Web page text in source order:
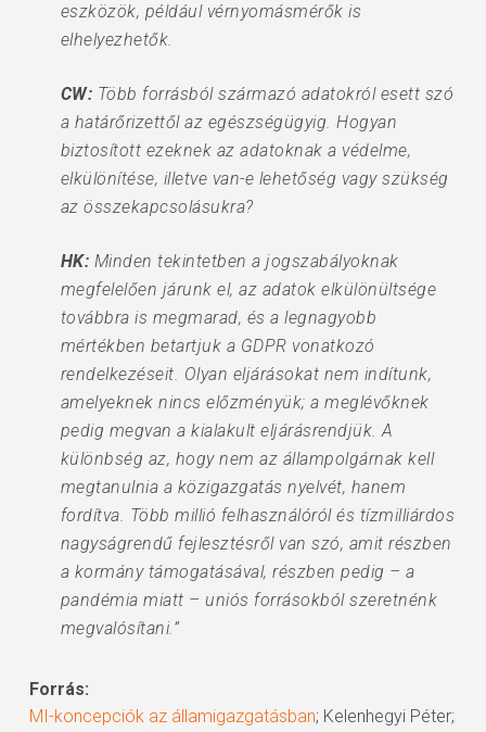
eszközök, például vérnyomásmérők is
elhelyezhetők.
CW: Több forrásból származó adatokról esett szó
a határőrizettől az egészségügyig. Hogyan
biztosított ezeknek az adatoknak a védelme,
elkülönítése, illetve van-e lehetőség vagy szükség
az összekapcsolásukra?
HK: Minden tekintetben a jogszabályoknak
megfelelően járunk el, az adatok elkülönültsége
továbbra is megmarad, és a legnagyobb
mértékben betartjuk a GDPR vonatkozó
rendelkezéseit. Olyan eljárásokat nem indítunk,
amelyeknek nincs előzményük; a meglévőknek
pedig megvan a kialakult eljárásrendjük. A
különbség az, hogy nem az állampolgárnak kell
megtanulnia a közigazgatás nyelvét, hanem
fordítva. Több millió felhasználóról és tízmilliárdos
nagyságrendű fejlesztésről van szó, amit részben
a kormány támogatásával, részben pedig – a
pandémia miatt – uniós forrásokból szeretnénk
megvalósítani.”
Forrás:
MI-koncepciók az államigazgatásban; Kelenhegyi Péter;